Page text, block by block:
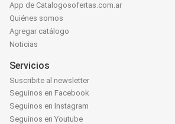
App de Catalogosofertas.com.ar
Quiénes somos
Agregar catálogo
Noticias
Servicios
Suscribite al newsletter
Seguinos en Facebook
Seguinos en Instagram
Seguinos en Youtube